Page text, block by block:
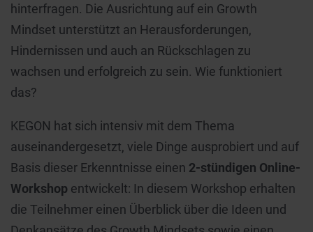
hinterfragen. Die Ausrichtung auf ein Growth
Mindset unterstützt an Herausforderungen,
Hindernissen und auch an Rückschlagen zu
wachsen und erfolgreich zu sein. Wie funktioniert
das?
KEGON hat sich intensiv mit dem Thema
auseinandergesetzt, viele Dinge ausprobiert und auf
Basis dieser Erkenntnisse einen 2-stündigen Online-
Workshop entwickelt: In diesem Workshop erhalten
die Teilnehmer einen Überblick über die Ideen und